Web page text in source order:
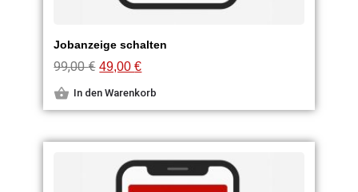
Jobanzeige schalten
99,00€ 49,00€
In den Warenkorb